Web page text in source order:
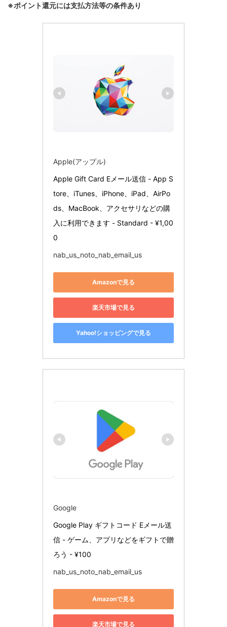
※ポイント還元には支払方法等の条件あり
Apple(アップル)
Apple Gift Card Eメール送信 - App S
tore、iTunes、iPhone、iPad、AirPo
ds、MacBook、アクセサリなどの購
入に利用できます - Standard - ¥1,00
0
nab_us_noto_nab_email_us
Amazonで見る
楽天市場で見る
Yahoo!ショッピングで見る
Google
Google Play ギフトコード Eメール送
信 - ゲーム、アプリなどをギフトで贈
ろう - ¥100
nab_us_noto_nab_email_us
Amazonで見る
楽天市場で見る